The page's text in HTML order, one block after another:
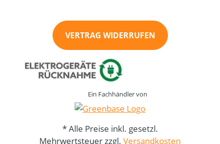
VERTRAG WIDERRUFEN
Ein Fachhändler von
* Alle Preise inkl. gesetzl.
Mehrwertsteuer zzgl. Versandkosten